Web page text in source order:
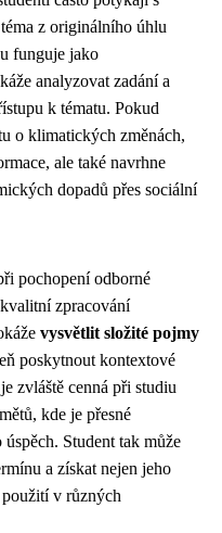
z originálního úhlu
funguje jako
analyzovat zadání a
k tématu. Pokud
o klimatických změnách,
ale také navrhne
dopadů přes sociální
pochopení odborné
zpracování
vysvětlit složité pojmy
poskytnout kontextové
zvláště cenná při studiu
kde je přesné
Student tak může
a získat nejen jeho
v různých